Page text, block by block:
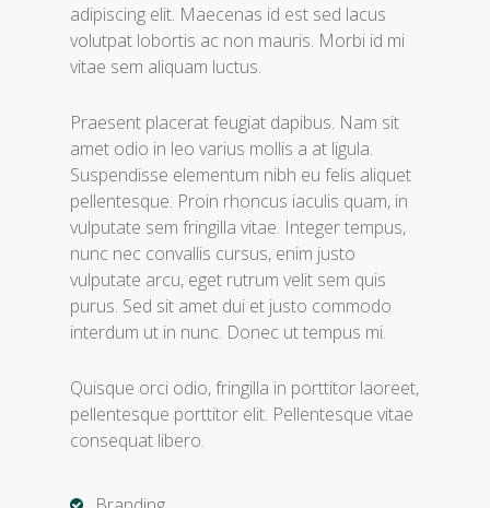
adipiscing elit. Maecenas id est sed lacus
volutpat lobortis ac non mauris. Morbi id mi
vitae sem aliquam luctus.
Praesent placerat feugiat dapibus. Nam sit
amet odio in leo varius mollis a at ligula.
Suspendisse elementum nibh eu felis aliquet
pellentesque. Proin rhoncus iaculis quam, in
vulputate sem fringilla vitae. Integer tempus,
nunc nec convallis cursus, enim justo
vulputate arcu, eget rutrum velit sem quis
purus. Sed sit amet dui et justo commodo
interdum ut in nunc. Donec ut tempus mi.
Quisque orci odio, fringilla in porttitor laoreet,
pellentesque porttitor elit. Pellentesque vitae
consequat libero.